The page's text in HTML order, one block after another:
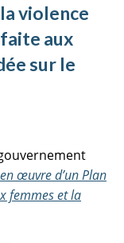
la violence
faite aux
sur le
œuvre d’un Plan
femmes et la